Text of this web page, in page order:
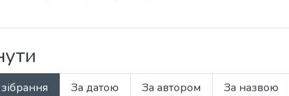
За датою За автором За назвою